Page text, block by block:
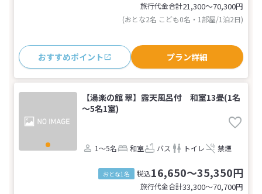
旅行代金合計21,300〜70,300円
(おとな2名 こども0名・1部屋/1泊2日)
おすすめポイント プラン詳細
【湯楽の館 翠】露天風呂付 和室13畳(1名
～5名1室)
1～5名 和室 バス トイレ 禁煙
おとな1名 税込16,650～35,350円
旅行代金合計33,300〜70,700円